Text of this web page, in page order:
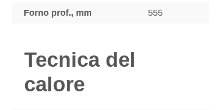
Forno prof., mm 555
Tecnica del
calore